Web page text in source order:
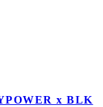
x BLK